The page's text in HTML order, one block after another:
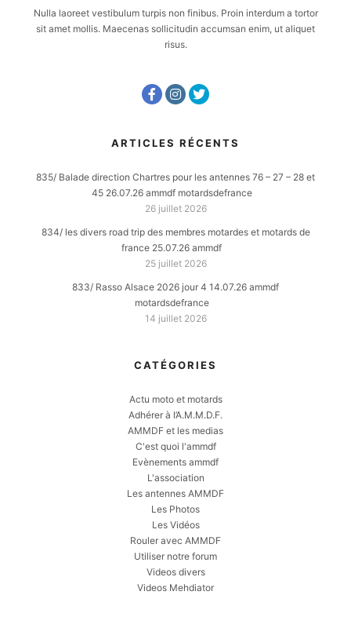
Nulla laoreet vestibulum turpis non finibus. Proin interdum a tortor
sit amet mollis. Maecenas sollicitudin accumsan enim, ut aliquet
risus.
ARTICLES RÉCENTS
835/ Balade direction Chartres pour les antennes 76 – 27 – 28 et
45 26.07.26 ammdf motardsdefrance
26 juillet 2026
834/ les divers road trip des membres motardes et motards de
france 25.07.26 ammdf
25 juillet 2026
833/ Rasso Alsace 2026 jour 4 14.07.26 ammdf
motardsdefrance
14 juillet 2026
CATÉGORIES
Actu moto et motards
Adhérer à l’A.M.M.D.F.
AMMDF et les medias
C'est quoi l'ammdf
Evènements ammdf
L'association
Les antennes AMMDF
Les Photos
Les Vidéos
Rouler avec AMMDF
Utiliser notre forum
Videos divers
Videos Mehdiator